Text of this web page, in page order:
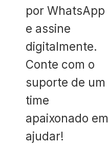
por WhatsApp
e assine
digitalmente.
Conte com o
suporte de um
time
apaixonado em
ajudar!